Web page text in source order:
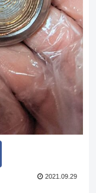
2021.09.29